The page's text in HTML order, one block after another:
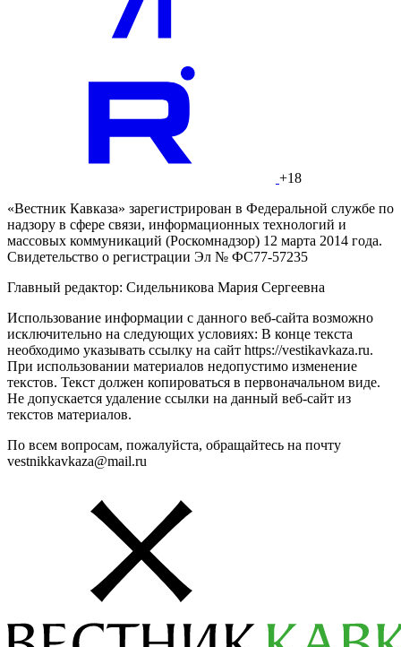
+18
«Вестник Кавказа» зарегистрирован в Федеральной службе по
надзору в сфере связи, информационных технологий и
массовых коммуникаций (Роскомнадзор) 12 марта 2014 года.
Свидетельство о регистрации Эл № ФС77-57235
Главный редактор: Сидельникова Мария Сергеевна
Использование информации с данного веб-сайта возможно
исключительно на следующих условиях: В конце текста
необходимо указывать ссылку на сайт https://vestikavkaza.ru.
При использовании материалов недопустимо изменение
текстов. Текст должен копироваться в первоначальном виде.
Не допускается удаление ссылки на данный веб-сайт из
текстов материалов.
По всем вопросам, пожалуйста, обращайтесь на почту
vestnikkavkaza@mail.ru